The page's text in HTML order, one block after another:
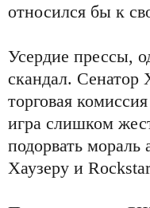
относился бы к
Усердие прессы,
скандал. Сенатор
торговая
игра слишком
подорвать мораль
Хаузеру и